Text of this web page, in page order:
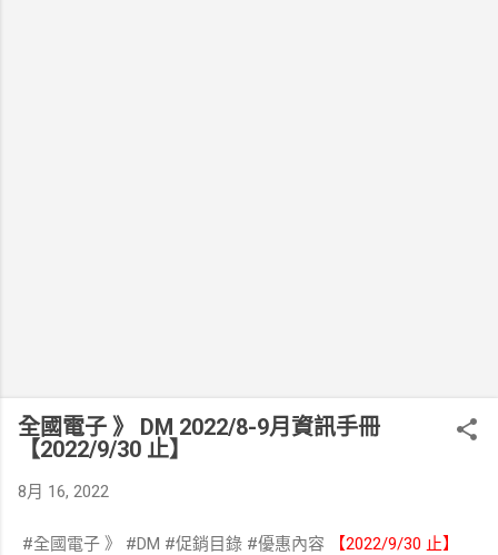
全國電子 》 DM 2022/8-9月資訊手冊
【2022/9/30 止】
8月 16, 2022
#全國電子 》 #DM #促銷目錄 #優惠內容 【2022/9/30 止】